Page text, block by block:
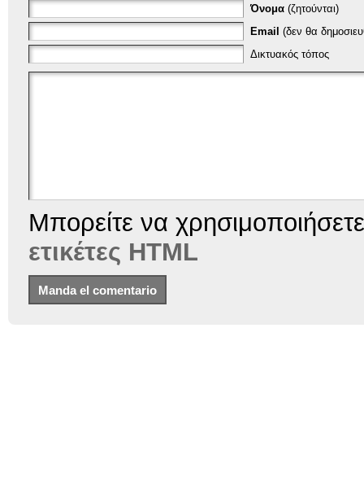
Όνομα (ζητούνται)
Email (δεν θα
Δικτυακός τόπος
Μπορείτε να
ετικέτες HTML